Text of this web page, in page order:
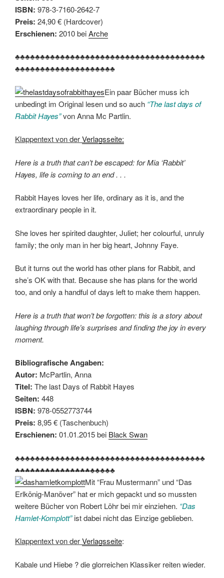
ISBN: 978-3-7160-2642-7
Preis: 24,90 € (Hardcover)
Erschienen: 2010 beiArche
♣♣♣♣♣♣♣♣♣♣♣♣♣♣♣♣♣♣♣♣♣♣♣♣♣♣♣♣♣♣♣♣♣♣♣♣♣♣
♣♣♣♣♣♣♣♣♣♣♣♣♣♣♣♣♣♣♣♣
Ein paar Bücher muss ich
unbedingt im Original lesen und so auch “The last days of
Rabbit Hayes”von Anna Mc Partlin.
Klappentext von derVerlagsseite:
Here is a truth that can’t be escaped: for Mia ‘Rabbit’
Hayes, life is coming to an end . . .
Rabbit Hayes loves her life, ordinary as it is, and the
extraordinary people in it.
She loves her spirited daughter, Juliet; her colourful, unruly
family; the only man in her big heart, Johnny Faye.
But it turns out the world has other plans for Rabbit, and
she’s OK with that. Because she has plans for the world
too, and only a handful of days left to make them happen.
Here is a truth that won’t be forgotten: this is a story about
laughing through life’s surprises and finding the joy in every
moment.
Bibliografische Angaben:
Autor: McPartlin, Anna
Titel: The last Days of Rabbit Hayes
Seiten: 448
ISBN: 978-0552773744
Preis: 8,95 € (Taschenbuch)
Erschienen: 01.01.2015 bei Black Swan
♣♣♣♣♣♣♣♣♣♣♣♣♣♣♣♣♣♣♣♣♣♣♣♣♣♣♣♣♣♣♣♣♣♣♣♣♣♣
♣♣♣♣♣♣♣♣♣♣♣♣♣♣♣♣♣♣♣♣
Mit “Frau Mustermann” und “Das
Erlkönig-Manöver” hat er mich gepackt und so mussten
weitere Bücher von Robert Löhr bei mir einziehen. “Das
Hamlet-Komplott”ist dabei nicht das Einzige geblieben.
Klappentext von derVerlagsseite:
Kabale und Hiebe ? die glorreichen Klassiker reiten wieder.